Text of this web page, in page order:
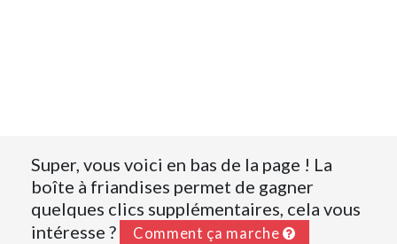
Super, vous voici en bas de la page ! La
boîte à friandises permet de gagner
quelques clics supplémentaires, cela vous
intéresse ?
Comment ça marche